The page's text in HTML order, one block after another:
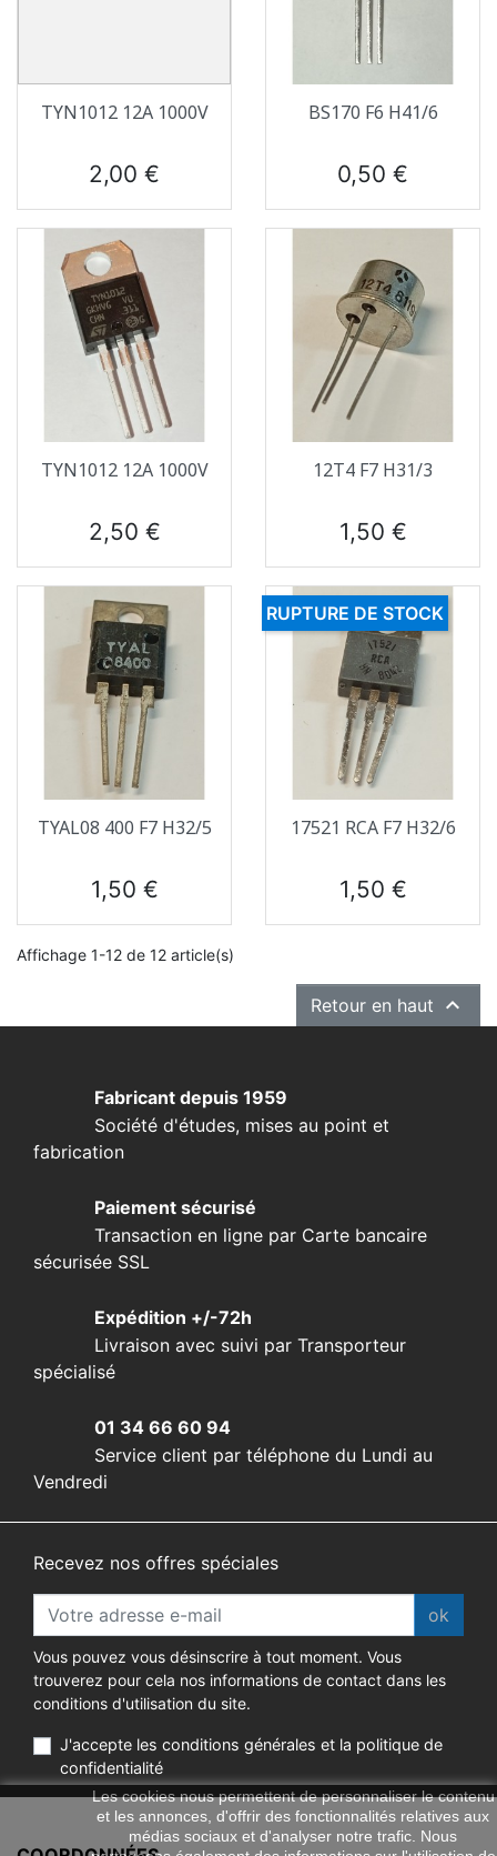
TYN1012 12A 1000V
Prix
2,00 €
BS170 F6 H41/6
Prix
0,50 €
TYN1012 12A 1000V
Prix
2,50 €
12T4 F7 H31/3
Prix
1,50 €
TYAL08 400 F7 H32/5
Prix
1,50 €
17521 RCA F7 H32/6
Prix
1,50 €
RUPTURE DE STOCK
Affichage 1-12 de 12 article(s)
Retour en haut 
Fabricant depuis 1959
Société d'études, mises au point et
fabrication
Paiement sécurisé
Transaction en ligne par Carte bancaire
sécurisée SSL
Expédition +/-72h
Livraison avec suivi par Transporteur
spécialisé
01 34 66 60 94
Service client par téléphone du Lundi au
Vendredi
Recevez nos offres spéciales
ok
Vous pouvez vous désinscrire à tout moment. Vous
trouverez pour cela nos informations de contact dans les
conditions d'utilisation du site.
J'accepte les conditions générales et la politique de
confidentialité
Les cookies nous permettent de personnaliser le contenu
et les annonces, d'offrir des fonctionnalités relatives aux
médias sociaux et d'analyser notre trafic. Nous